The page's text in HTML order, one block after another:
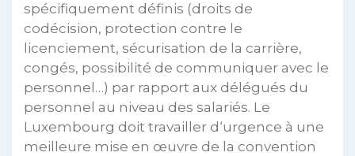
spécifiquement définis (droits de
codécision, protection contre le
licenciement, sécurisation de la carrière,
congés, possibilité de communiquer avec le
personnel…) par rapport aux délégués du
personnel au niveau des salariés. Le
Luxembourg doit travailler d‘urgence à une
meilleure mise en œuvre de la convention